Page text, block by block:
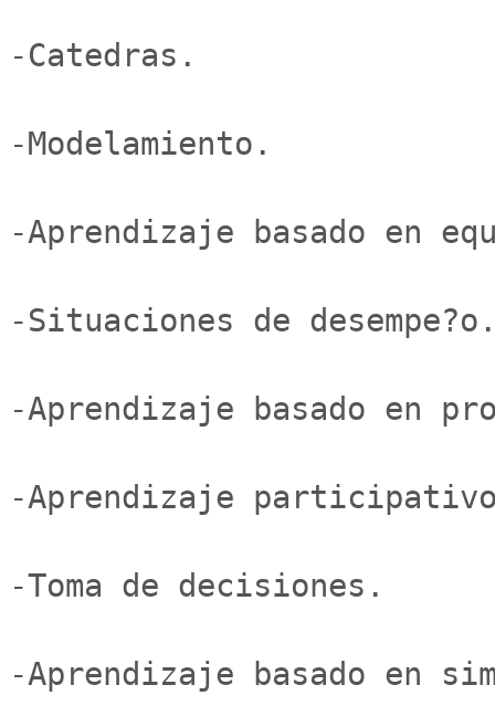
-Catedras.
-Modelamiento.
-Aprendizaje basado en
-Situaciones de
-Aprendizaje basado en
-Aprendizaje
-Toma de decisiones.
-Aprendizaje basado en